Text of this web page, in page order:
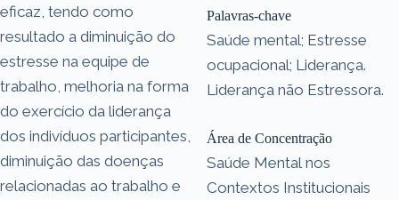
eficaz, tendo como
resultado a diminuição do
estresse na equipe de
trabalho, melhoria na forma
do exercício da liderança
dos indivíduos participantes,
diminuição das doenças
relacionadas ao trabalho e
Palavras-chave
Saúde mental; Estresse
ocupacional; Liderança.
Liderança não Estressora.
Área de Concentração
Saúde Mental nos
Contextos Institucionais